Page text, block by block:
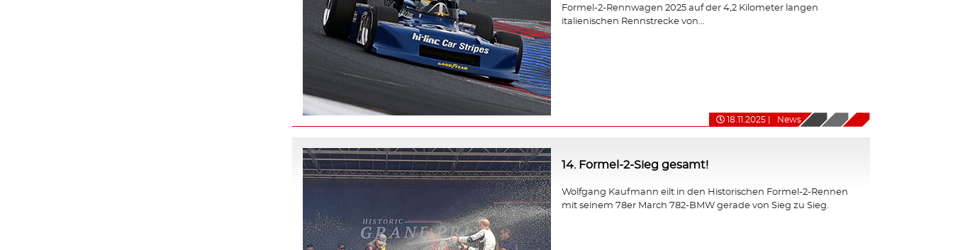
Formel-2-Rennwagen 2025 auf der 4,2 Kilometer langen
italienischen Rennstrecke von...
18.11.2025 News
14. Formel-2-Sieg gesamt!
Wolfgang Kaufmann eilt in den Historischen Formel-2-Rennen
mit seinem 78er March 782-BMW gerade von Sieg zu Sieg.